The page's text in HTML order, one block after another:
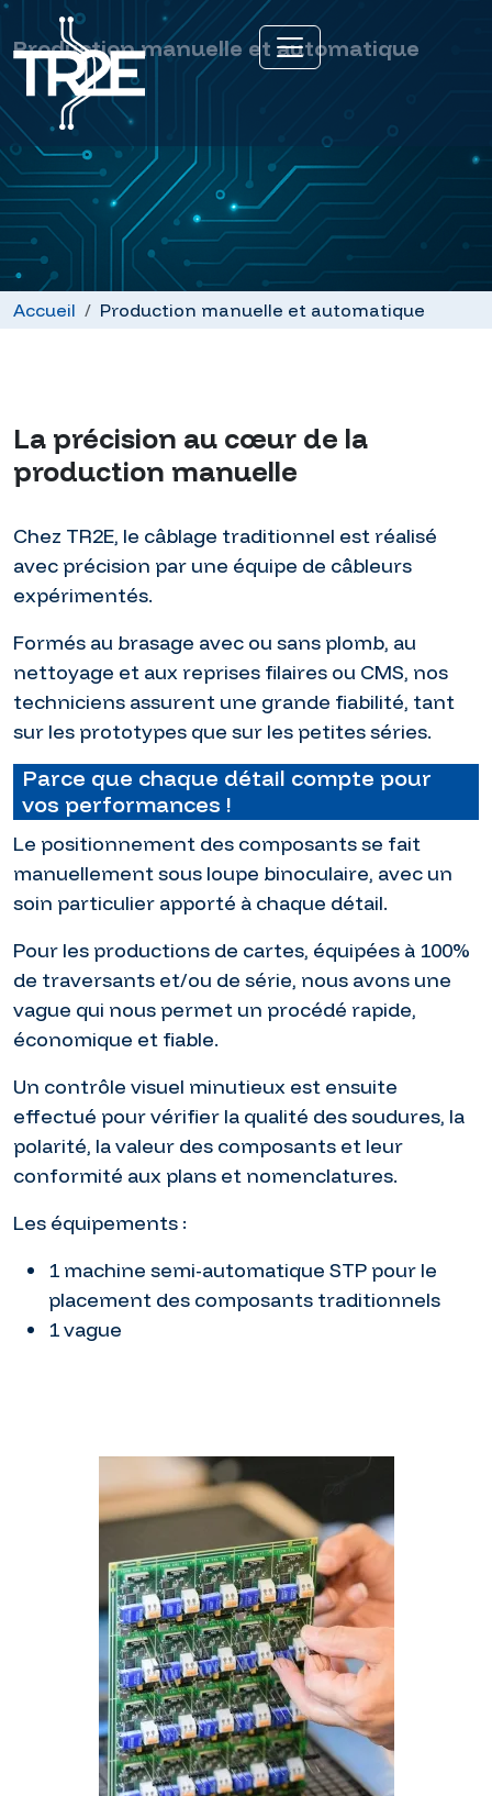
Production manuelle et automatique
Accueil Production manuelle et automatique
La précision au cœur de la
production manuelle
Chez TR2E, le câblage traditionnel est réalisé
avec précision par une équipe de câbleurs
expérimentés.
Formés au brasage avec ou sans plomb, au
nettoyage et aux reprises filaires ou CMS, nos
techniciens assurent une grande fiabilité, tant
sur les prototypes que sur les petites séries.
Parce que chaque détail compte pour
vos performances !
Le positionnement des composants se fait
manuellement sous loupe binoculaire, avec un
soin particulier apporté à chaque détail.
Pour les productions de cartes, équipées à 100%
de traversants et/ou de série, nous avons une
vague qui nous permet un procédé rapide,
économique et fiable.
Un contrôle visuel minutieux est ensuite
effectué pour vérifier la qualité des soudures, la
polarité, la valeur des composants et leur
conformité aux plans et nomenclatures.
Les équipements :
1 machine semi-automatique STP pour le
placement des composants traditionnels
1 vague